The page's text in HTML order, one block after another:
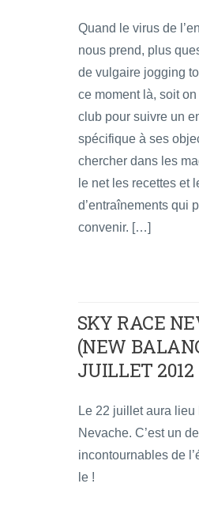
Quand le virus de
nous prend, plus
de vulgaire jogging
ce moment là, soit on
club pour suivre un
spécifique à ses
chercher dans les
le net les recettes et
d’entraînements qui
convenir. […]
SKY RACE
(NEW
JUILLET 2012
Le 22 juillet aura
Nevache. C’est un
incontournables de
le !